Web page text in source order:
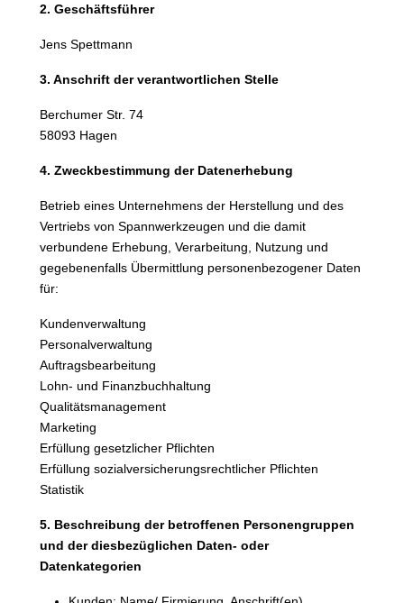
2. Geschäftsführer
Jens Spettmann
3. Anschrift der verantwortlichen Stelle
Berchumer Str. 74
58093 Hagen
4. Zweckbestimmung der Datenerhebung
Betrieb eines Unternehmens der Herstellung und des
Vertriebs von Spannwerkzeugen und die damit
verbundene Erhebung, Verarbeitung, Nutzung und
gegebenenfalls Übermittlung personenbezogener Daten
für:
Kundenverwaltung
Personalverwaltung
Auftragsbearbeitung
Lohn- und Finanzbuchhaltung
Qualitätsmanagement
Marketing
Erfüllung gesetzlicher Pflichten
Erfüllung sozialversicherungsrechtlicher Pflichten
Statistik
5. Beschreibung der betroffenen Personengruppen
und der diesbezüglichen Daten- oder
Datenkategorien